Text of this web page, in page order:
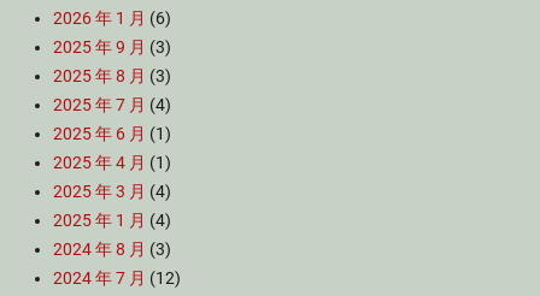
2026 年 1 月 (6)
2025 年 9 月 (3)
2025 年 8 月 (3)
2025 年 7 月 (4)
2025 年 6 月 (1)
2025 年 4 月 (1)
2025 年 3 月 (4)
2025 年 1 月 (4)
2024 年 8 月 (3)
2024 年 7 月 (12)